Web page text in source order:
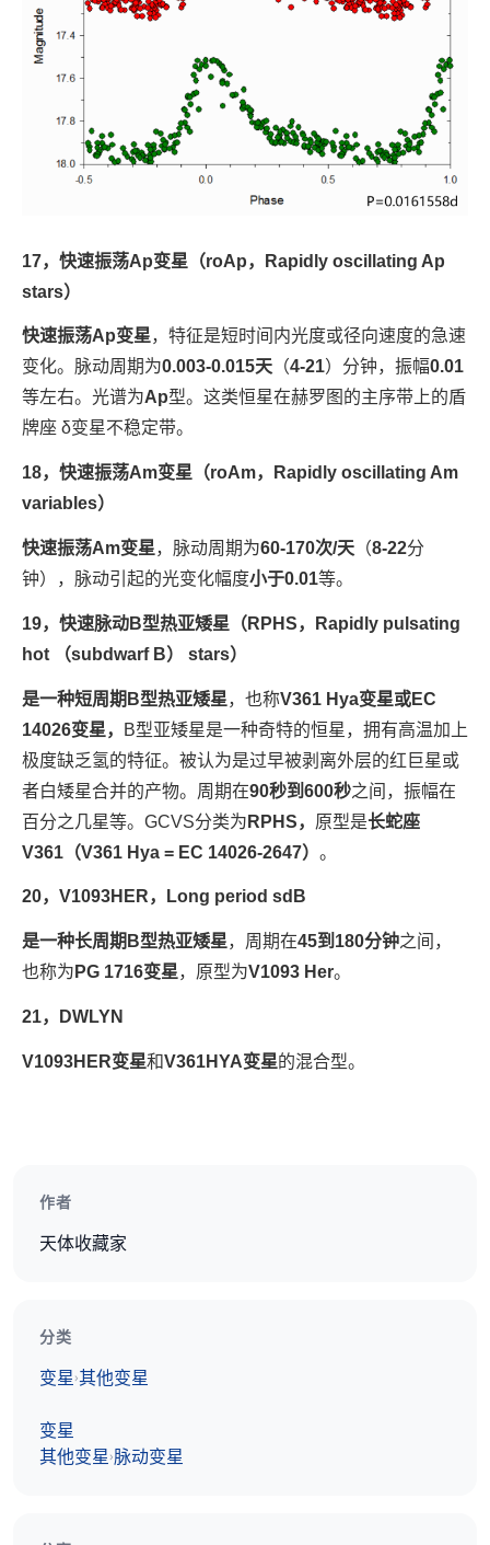
17，快速振荡Ap变星（roAp，Rapidly oscillating Ap
stars）
快速振荡Ap变星，特征是短时间内光度或径向速度的急速
变化。脉动周期为0.003-0.015天 （4-21）分钟，振幅0.01
等左右。光谱为Ap型。这类恒星在赫罗图的主序带上的盾
牌座 δ变星不稳定带。
18，快速振荡Am变星（roAm，Rapidly oscillating Am
variables）
快速振荡Am变星，脉动周期为60-170次/天 （8-22分
钟），脉动引起的光变化幅度小于0.01等。
19，快速脉动B型热亚矮星（RPHS，Rapidly pulsating
hot （subdwarf B） stars）
是一种短周期B型热亚矮星，也称V361 Hya变星或EC
14026变星，
B型亚矮星是一种奇特的恒星，拥有高温加上
极度缺乏氢的特征。被认为是过早被剥离外层的红巨星或
者白矮星合并的产物。周期在90秒到600秒之间，振幅在
百分之几星等。GCVS分类为 RPHS， 原型是长蛇座
V361（V361 Hya = EC 14026-2647） 。
20，V1093HER，Long period sdB
是一种长周期B型热亚矮星，周期在45到180分钟之间，
也称为 PG 1716变星，原型为V1093 Her。
21，DWLYN
V1093HER变星和V361HYA变星的混合型。
作者
天体收藏家
分类
变星›其他变星
变星
其他变星›脉动变星